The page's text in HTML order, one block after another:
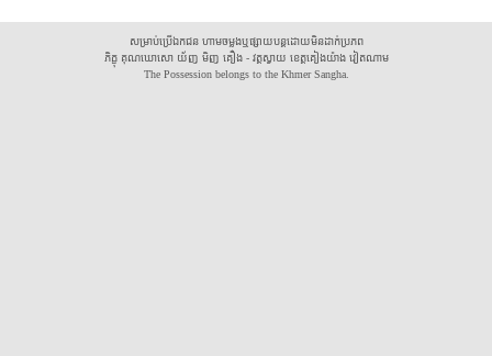
សម្រាប់ប្រើឯកជន ហាមចម្លងឬផ្សាយបន្តដោយមិនដាក់ប្រភព
ភិក្ខុ គុណឃោសោ យ័ញ មិញ គឿង - វត្តស្វាយ ខេត្តគៀងយ៉ាង វៀតណាម
The Possession belongs to the Khmer Sangha.